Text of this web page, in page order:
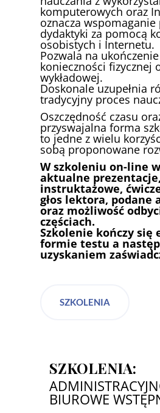
komputerowych oraz
oznacza wspomaganie
dydaktyki za pomocą
osobistych i Internetu.
Pozwala na
konieczności fizycznej
wykładowej.
Doskonale uzupełnia
tradycyjny proces
Oszczędność czasu
przyswajalna forma
to jedne z wielu
sobą proponowane
W szkoleniu on-line
aktualne
instruktażowe,
głos lektora, podane
oraz możliwość
częściach.
Szkolenie kończy się
formie testu a
uzyskaniem
SZKOLENIA
SZKOLENIA:
BIUROWE